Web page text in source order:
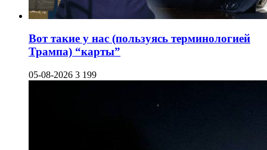
Вот такие у нас (пользуясь терминологией
Трампа) “карты”
05-08-2026 3 199